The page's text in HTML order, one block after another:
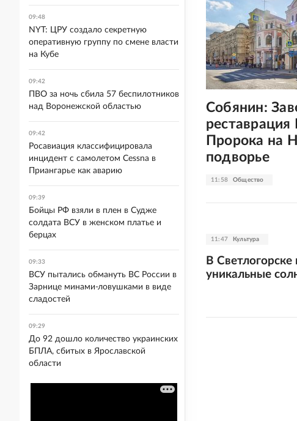
11:58 Общество
Собянин:
Пророка на
подворье
11:47 Культура
В
уникальные
09:48
NYT: ЦРУ создало секретную
оперативную группу по смене власти
на Кубе
09:42
ПВО за ночь сбила 57 беспилотников
над Воронежской областью
09:42
Росавиация классифицировала
инцидент с самолетом Cessna в
Приангарье как аварию
09:39
Бойцы РФ взяли в плен в Судже
солдата ВСУ в женском платье и
берцах
09:33
ВСУ пытались обмануть ВС России в
Зарнице минами-ловушками в виде
сладостей
09:29
До 92 дошло количество украинских
БПЛА, сбитых в Ярославской
области